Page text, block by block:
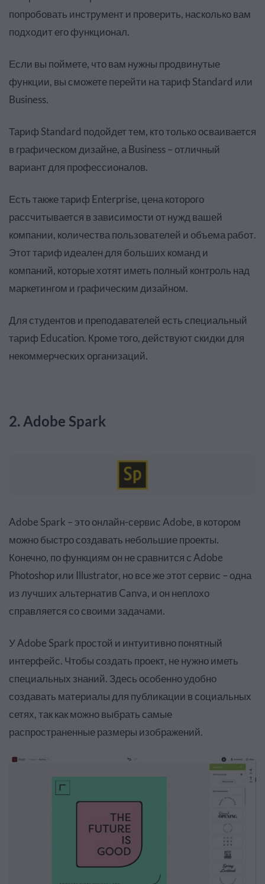
попробовать инструмент и проверить, насколько вам
подходит его функционал.
Если вы поймете, что вам нужны продвинутые
функции, вы сможете перейти на тариф Standard или
Business.
Тариф Standard подойдет тем, кто только осваивается
в графическом дизайне, а Business – отличный
вариант для профессионалов.
Есть также тариф Enterprise, цена которого
рассчитывается в зависимости от нужд вашей
компании, количества пользователей и объема работ.
Этот тариф идеален для больших команд и
компаний, которые хотят иметь полный контроль над
маркетингом и графическим дизайном.
Для студентов и преподавателей есть специальный
тариф Education. Кроме того, действуют скидки для
некоммерческих организаций.
2. Adobe Spark
Adobe Spark – это онлайн-сервис Adobe, в котором
можно быстро создавать небольшие проекты.
Конечно, по функциям он не сравнится с Adobe
Photoshop или Illustrator, но все же этот сервис – одна
из лучших альтернатив Canva, и он неплохо
справляется со своими задачами.
У Adobe Spark простой и интуитивно понятный
интерфейс. Чтобы создать проект, не нужно иметь
специальных знаний. Здесь особенно удобно
создавать материалы для публикации в социальных
сетях, так как можно выбрать самые
распространенные размеры изображений.